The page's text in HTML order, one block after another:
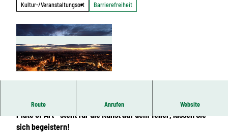
Kultur-/Veranstaltungsort Barrierefreiheit
Route Anrufen Website
Der Panorama Tower - bietet atemberaubenden Weitblick,
Plate of Art - steht für die Kunst auf dem Teller, lassen Sie
sich begeistern!